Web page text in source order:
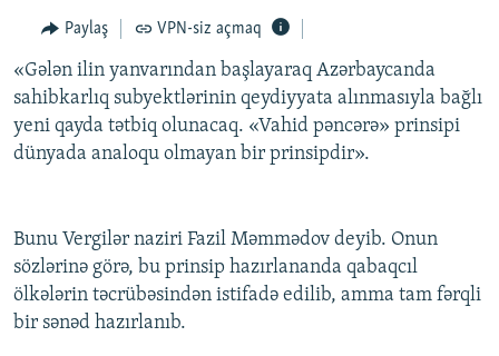
QANUNI DOĞRU
ARAŞDIRMA
MULTIMEDIA
VIDEO
İNFOQRAFIKA
KARIKATURA
RADIO ARXIV
AZƏRBAYCAN ƏDƏBIYYATI KITABXANASI
İSLAM VƏ DEMOKRATIYA
İZ - MƏDƏNIYYƏT PROQRAMI
MISSIYAMIZ
PEŞƏ ETIKASI VƏ JURNALISTIKA STANDARTLARIMIZ
MATERIALLARIMIZDAN ISTIFADƏ
BIZI IZLƏ
Paylaş VPN-siz açmaq
«Gələn ilin yanvarından başlayaraq Azərbaycanda
sahibkarlıq subyektlərinin qeydiyyata alınmasıyla bağlı
yeni qayda tətbiq olunacaq. «Vahid pəncərə» prinsipi
dünyada analoqu olmayan bir prinsipdir».
Bunu Vergilər naziri Fazil Məmmədov deyib. Onun
sözlərinə görə, bu prinsip hazırlananda qabaqcıl
ölkələrin təcrübəsindən istifadə edilib, amma tam fərqli
bir sənəd hazırlanıb.